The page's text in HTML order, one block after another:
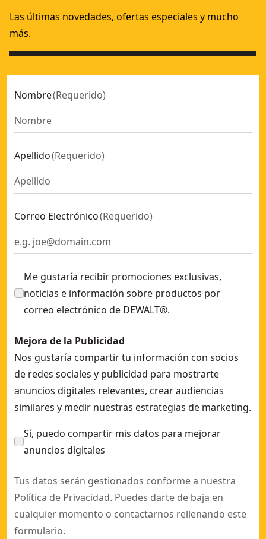
Las últimas novedades, ofertas especiales y mucho
más.
Nombre(Requerido)
Apellido(Requerido)
Correo Electrónico(Requerido)
Me gustaría recibir promociones exclusivas,
noticias e información sobre productos por
correo electrónico de DEWALT®.
Mejora de la Publicidad
Nos gustaría compartir tu información con socios
de redes sociales y publicidad para mostrarte
anuncios digitales relevantes, crear audiencias
similares y medir nuestras estrategias de marketing.
Sí, puedo compartir mis datos para mejorar
anuncios digitales
Tus datos serán gestionados conforme a nuestra
Política de Privacidad. Puedes darte de baja en
cualquier momento o contactarnos rellenando este
formulario.